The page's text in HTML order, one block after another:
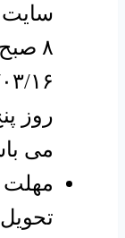
سایت
۸
می
مهلت